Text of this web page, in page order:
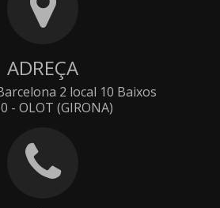
ADREÇA
2 local 10 Baixos
- OLOT (GIRONA)